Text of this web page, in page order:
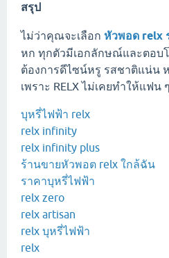
สรุป
ไม่ว่าคุณจะเลือก หัวพอด relx
หก ทุกตัวมีเอกลักษณ์และตอบ
ต้องการดีไซน์หรู รสชาติแน่น
เพราะ RELX ไม่เคยทำให้แฟน
บุหรี่ไฟฟ้า relx
relx infinity
relx infinity plus
ร้านขายหัวพอต relx ใกล้ฉัน
ราคาบุหรี่ไฟฟ้า
relx zero
relx artisan
relx บุหรี่ไฟฟ้า
relx